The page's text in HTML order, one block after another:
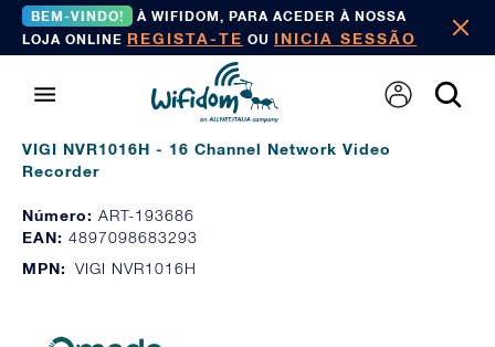
BEM-VINDO!
À WIFIDOM, PARA ACEDER À NOSSA
LOJA ONLINE REGISTA-TE OU INICIA SESSÃO
VIGI NVR1016H - 16 Channel Network Video
Recorder
Número: ART-193686
EAN: 4897098683293
MPN: VIGI NVR1016H